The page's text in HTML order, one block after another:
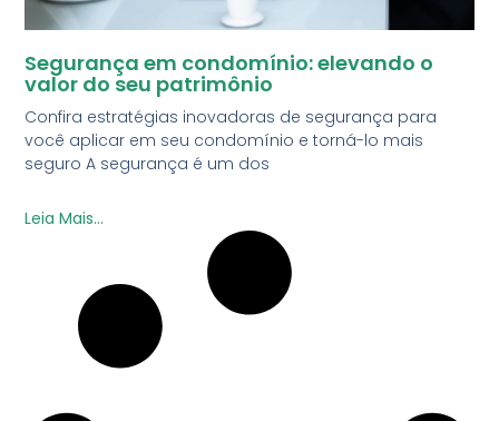
Segurança em condomínio: elevando o
valor do seu patrimônio
Confira estratégias inovadoras de segurança para
você aplicar em seu condomínio e torná-lo mais
seguro A segurança é um dos
Leia Mais...